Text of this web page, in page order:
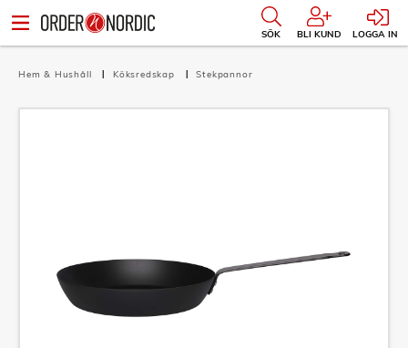
SÖK BLI KUND LOGGA IN
Hem & Hushåll Köksredskap Stekpannor